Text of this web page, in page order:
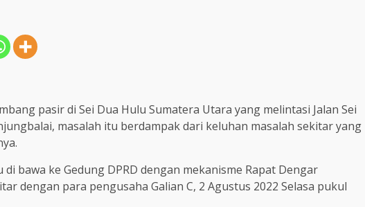
pasir di Sei Dua Hulu Sumatera Utara yang melintasi Jalan Sei
masalah itu berdampak dari keluhan masalah sekitar yang
bawa ke Gedung DPRD dengan mekanisme Rapat Dengar
dengan para pengusaha Galian C, 2 Agustus 2022 Selasa pukul